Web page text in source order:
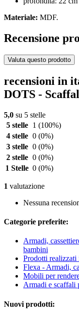
Materiale: MDF.
Recensione
Valuta questo prodotto
recensioni in
DOTS -
5,0 su 5 stelle
5 stelle
1 (100%)
4 stelle 0 (0%)
3 stelle 0 (0%)
2 stelle 0 (0%)
1 Stelle 0 (0%)
1 valutazione
Nessuna
Categorie preferite:
Armadi,
bambini
Prodotti realizzati
Flexa - Armadi,
Mobili per
Armadi e scaffali
Nuovi prodotti: